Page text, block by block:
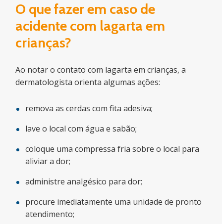
O que fazer em caso de
acidente com lagarta em
crianças?
Ao notar o contato com lagarta em crianças, a
dermatologista orienta algumas ações:
remova as cerdas com fita adesiva;
lave o local com água e sabão;
coloque uma compressa fria sobre o local para
aliviar a dor;
administre analgésico para dor;
procure imediatamente uma unidade de pronto
atendimento;